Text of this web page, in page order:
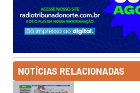
NOTÍCIAS RELACIONADAS